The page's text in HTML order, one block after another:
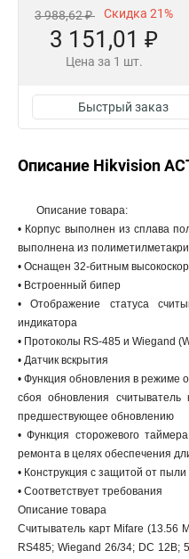
3 988,62 ₽ Скидка 21%
3 151,01 ₽
Цена за 1 шт.
Быстрый заказ
Описание Hikvision
Описание товара:
• Корпус выполнен из сплава
выполнена из
• Оснащен 32-битным
• Встроенный бипер
• Отображение статуса
индикатора
• Протоколы RS-485 и Wiegand
• Датчик вскрытия
• Функция обновления в режиме
сбоя обновления считыватель
предшествующее обновлению
• Функция сторожевого
ремонта в целях обеспечения
• Конструкция с защитой от пыли
• Соответствует требования
Описание товара
Считыватель карт Mifare (13.56
RS485; Wiegand 26/34; DC 12В;